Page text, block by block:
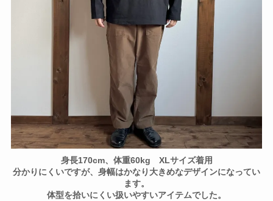
身長170cm、体重60kg XLサイズ着用
分かりにくいですが、身幅はかなり大きめなデザインになってい
ます。
体型を拾いにくい扱いやすいアイテムでした。